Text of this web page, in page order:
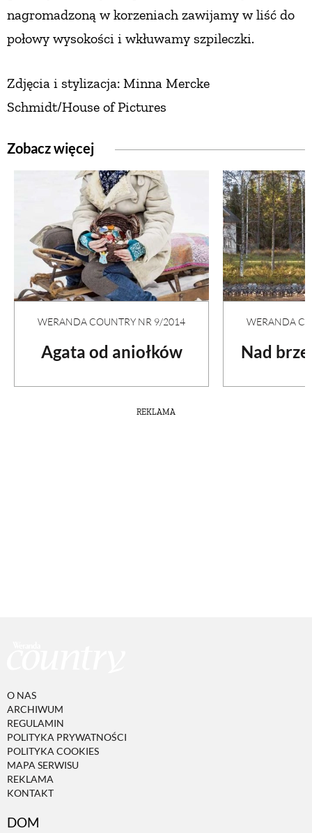
nagromadzoną w korzeniach zawijamy w liść do
połowy wysokości i wkłuwamy szpileczki.
Zdjęcia i stylizacja: Minna Mercke
Schmidt/House of Pictures
Zobacz więcej
WERANDA COUNTRY NR 9/2014
Agata od aniołków
WERANDA
Nad
REKLAMA
O NAS
ARCHIWUM
REGULAMIN
POLITYKA PRYWATNOŚCI
POLITYKA COOKIES
MAPA SERWISU
REKLAMA
KONTAKT
DOM